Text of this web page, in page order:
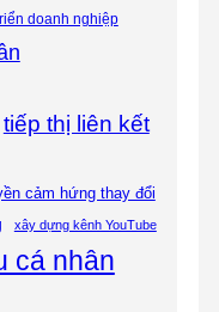
doanh nghiệp
tiếp thị liên kết
cảm hứng thay đổi
xây dựng kênh YouTube
cá nhân